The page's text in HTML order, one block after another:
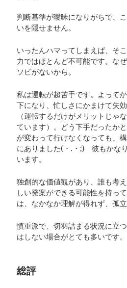
判断基準が曖昧になりがちで、
いを隠せません。
いったんハマってしまえば、そ
力ではほとんど不可能です。な
ソビがないから。
私は運転が超苦手です。よって
下になり、忙しさにかまけて失
（運転するだけがメリットじゃ
ています）。どう下手だったか
が変わって行けなくなっても、
にありました(・.・;) 彼もかな
います。
独創的な価値観があり、誰も考
しい発案ができる可能性を持っ
は、なかなか理解が得れず、孤
慎重派で、切羽詰まる状況に立
はしない場合がとても多いです。
総評